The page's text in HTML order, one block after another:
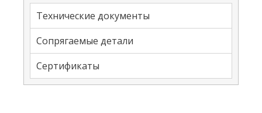
Технические документы
Сопрягаемые детали
Сертификаты